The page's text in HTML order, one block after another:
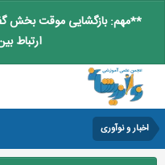
**مهم: بازگشایی موقت بخش
ارتباط
اخبار و نوآوری